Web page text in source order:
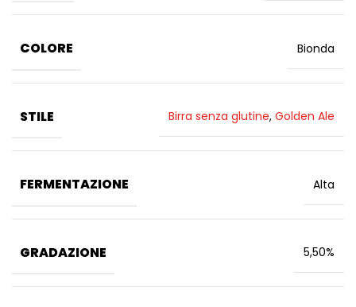
COLORE Bionda
STILE Birra senza glutine, Golden Ale
FERMENTAZIONE Alta
GRADAZIONE 5,50%